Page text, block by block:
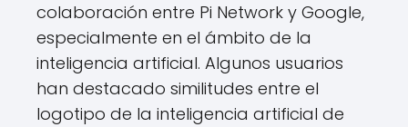
colaboración entre Pi Network y Google,
especialmente en el ámbito de la
inteligencia artificial. Algunos usuarios
han destacado similitudes entre el
logotipo de la inteligencia artificial de